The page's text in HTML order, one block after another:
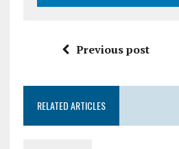
Previous post
RELATED ARTICLES